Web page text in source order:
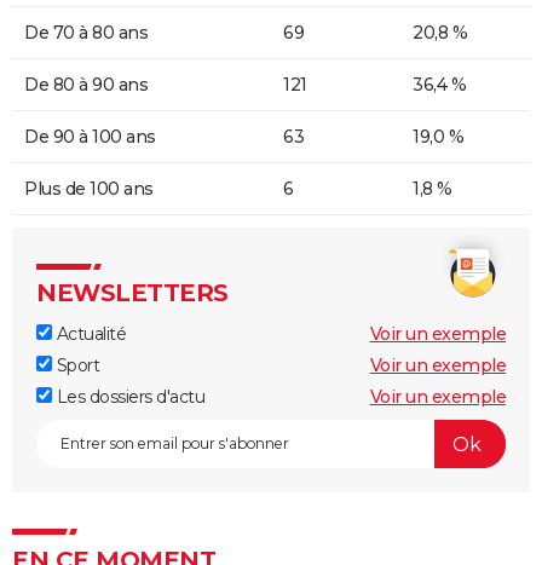
De 70 à 80 ans 69 20,8 %
De 80 à 90 ans 121 36,4 %
De 90 à 100 ans 63 19,0 %
Plus de 100 ans 6 1,8 %
NEWSLETTERS
Actualité
Voir un exemple
Sport
Voir un exemple
Les dossiers d'actu
Voir un exemple